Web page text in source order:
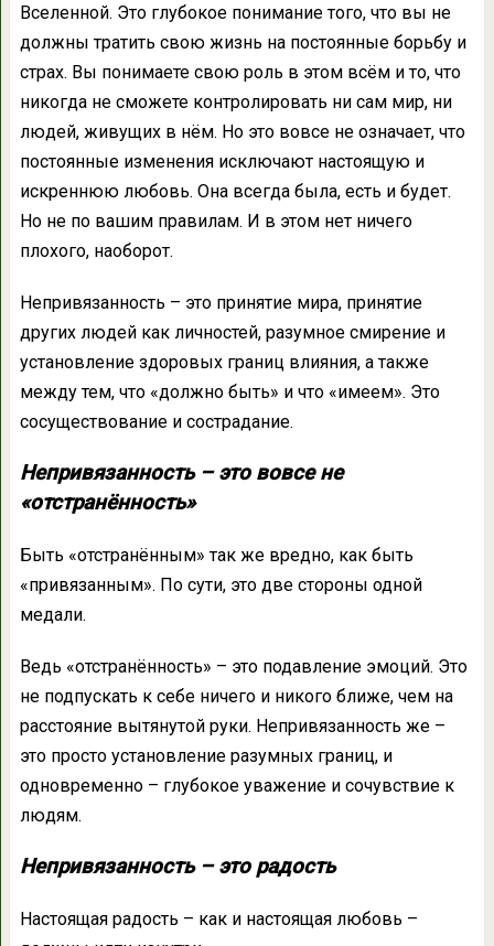
Вселенной. Это глубокое понимание того, что вы не
должны тратить свою жизнь на постоянные борьбу и
страх. Вы понимаете свою роль в этом всём и то, что
никогда не сможете контролировать ни сам мир, ни
людей, живущих в нём. Но это вовсе не означает, что
постоянные изменения исключают настоящую и
искреннюю любовь. Она всегда была, есть и будет.
Но не по вашим правилам. И в этом нет ничего
плохого, наоборот.
Непривязанность – это принятие мира, принятие
других людей как личностей, разумное смирение и
установление здоровых границ влияния, а также
между тем, что «должно быть» и что «имеем». Это
сосуществование и сострадание.
Непривязанность – это вовсе не
«отстранённость»
Быть «отстранённым» так же вредно, как быть
«привязанным». По сути, это две стороны одной
медали.
Ведь «отстранённость» – это подавление эмоций. Это
не подпускать к себе ничего и никого ближе, чем на
расстояние вытянутой руки. Непривязанность же –
это просто установление разумных границ, и
одновременно – глубокое уважение и сочувствие к
людям.
Непривязанность – это радость
Настоящая радость – как и настоящая любовь –